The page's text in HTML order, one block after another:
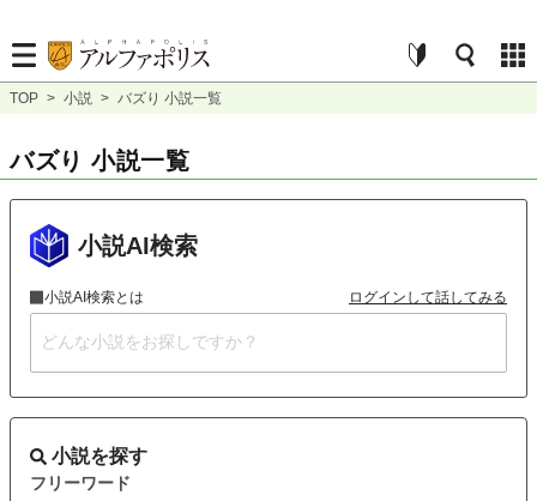
TOP > 小説 > バズり 小説一覧
バズり 小説一覧
小説AI検索
小説AI検索とは ログインして話してみる
小説を探す
フリーワード